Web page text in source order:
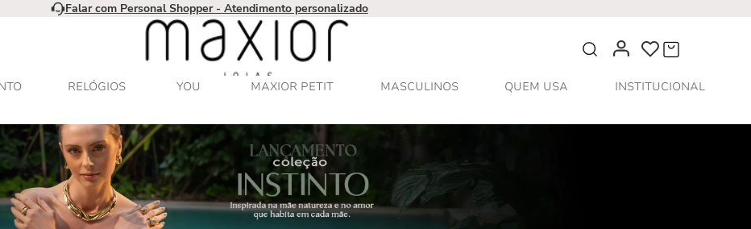
Falar com Personal Shopper - Atendimento personalizado
O que você procura?
RELÓGIOS YOU MAXIOR PETIT MASCULINOS QUEM USA
INSTITUCIONAL